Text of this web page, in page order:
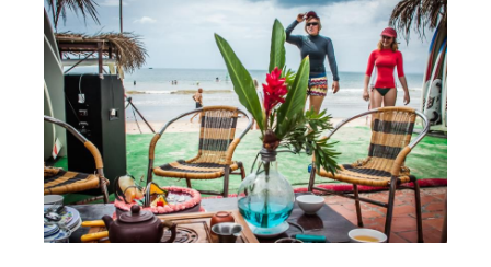
Ветратория Россия
Ветратория.Вьетнам
Цены
Обучение Виндсерфингу
Прокат виндсерфинга и винг фойла
Классический серфинг и SUP